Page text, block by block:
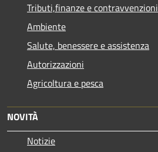
Tributi,finanze e contravvenzioni
Ambiente
Salute, benessere e assistenza
Autorizzazioni
Agricoltura e pesca
NOVITÀ
Notizie